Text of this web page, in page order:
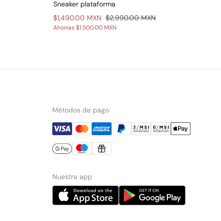
Sneaker plataforma
$1,490.00 MXN $2,990.00 MXN
Ahorras$1,500.00 MXN
Métodos de pago
Nuestra app